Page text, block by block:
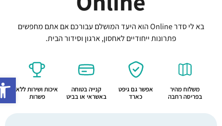
פתח
בא לי סדר Online הוא היעד המושלם עבורכם אם אתם מחפשים
פתרונות ייחודיים לאחסון, ארגון וסידור הבית.
משלוח מהיר
בפריסה רחבה
אפשר גם גיפט
כארד
קנייה בטוחה
באשראי או בביט
איכות ושירות ללא
פשרות